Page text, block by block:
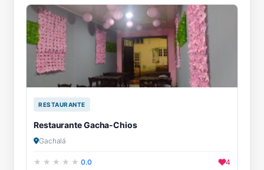
RESTAURANTE
Restaurante Gacha-Chios
Gachalá
0.0 4